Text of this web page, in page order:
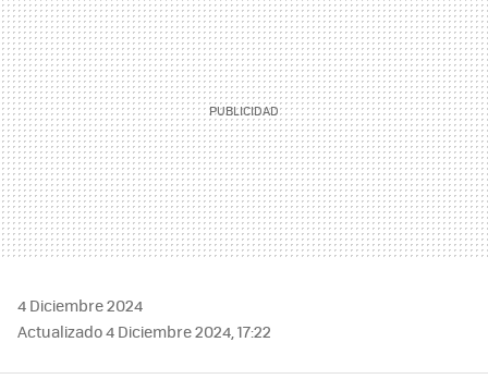
4 Diciembre 2024
Actualizado 4 Diciembre 2024, 17:22